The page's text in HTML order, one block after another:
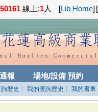
線上:1人 [Lib Home] [
報 場地/設備 預約
歷史 ┊ 我的查詢歷史 ┊ 我的書車